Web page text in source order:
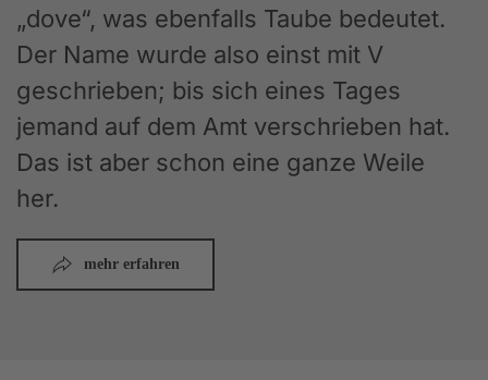
„dove“, was ebenfalls Taube bedeutet.
Der Name wurde also einst mit V
geschrieben; bis sich eines Tages
jemand auf dem Amt verschrieben hat.
Das ist aber schon eine ganze Weile
her.
mehr erfahren